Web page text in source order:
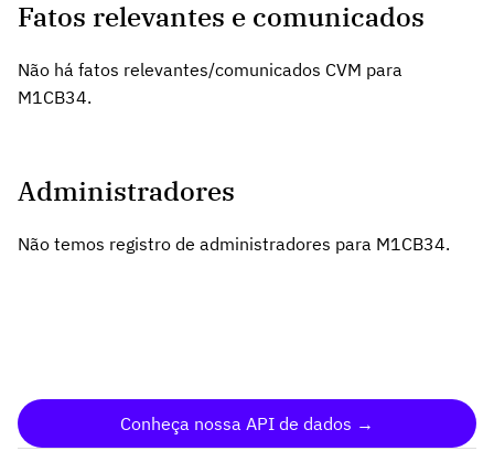
Fatos relevantes e comunicados
Não há fatos relevantes/comunicados CVM para
M1CB34.
Administradores
Não temos registro de administradores para M1CB34.
Conheça nossa API de dados →